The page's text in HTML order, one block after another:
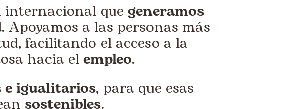
internacional que generamos
. Apoyamos a las personas más
facilitando el acceso a la
hacia elempleo.
e igualitarios, para que esas